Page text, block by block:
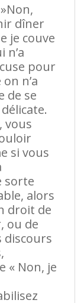
dîner
je couve
n’a
pour
n’a
de se
vous
si vous
sorte
alors
droit de
ou de
discours
« Non, je